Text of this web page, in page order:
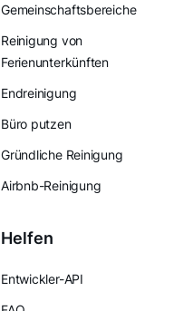
Gemeinschaftsbereiche
Reinigung von
Ferienunterkünften
Endreinigung
Büro putzen
Gründliche Reinigung
Airbnb-Reinigung
Helfen
Entwickler-API